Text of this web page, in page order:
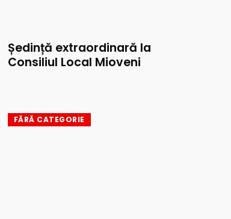
Ședință extraordinară la
Consiliul Local Mioveni
FĂRĂ CATEGORIE